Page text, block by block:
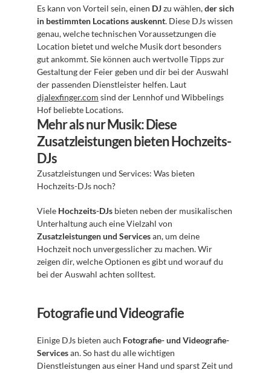
Es kann von Vorteil sein, einen DJ zu wählen, der sich
in bestimmten Locations auskennt. Diese DJs wissen
genau, welche technischen Voraussetzungen die
Location bietet und welche Musik dort besonders
gut ankommt. Sie können auch wertvolle Tipps zur
Gestaltung der Feier geben und dir bei der Auswahl
djalexfinger.com sind der Lennhof und Wibbelings
Hof beliebte Locations.
Mehr als nur Musik: Diese
Zusatzleistungen bieten Hochzeits-
DJs
Zusatzleistungen und Services: Was bieten
Hochzeits-DJs noch?
Viele Hochzeits-DJs bieten neben der musikalischen
Zusatzleistungen und Services an, um deine
Hochzeit noch unvergesslicher zu machen. Wir
zeigen dir, welche Optionen es gibt und worauf du
bei der Auswahl achten solltest.
Fotografie und Videografie
Einige DJs bieten auch Fotografie- und Videografie-
Services an. So hast du alle wichtigen
Dienstleistungen aus einer Hand und sparst Zeit und